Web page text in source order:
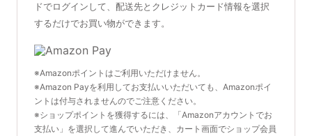
ドでログインして、配送先とクレジットカード情報を選択
するだけでお買い物ができます。
※Amazonポイントはご利用いただけません。
※Amazon Payを利用してお支払いいただいても、Amazonポイ
ントは付与されませんのでご注意ください。
※ショップポイントを獲得するには、「Amazonアカウントでお
支払い」を選択して進んでいただき、カート画面でショップ会員